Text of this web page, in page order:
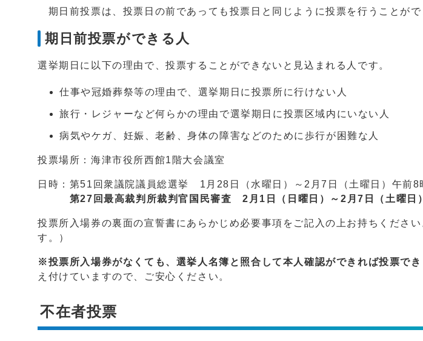
期日前投票は、投票日の前であっても投票日と同じように投票を行うことがで
期日前投票ができる人
選挙期日に以下の理由で、投票することができないと見込まれる人です。
仕事や冠婚葬祭等の理由で、選挙期日に投票所に行けない人
旅行・レジャーなど何らかの理由で選挙期日に投票区域内にいない人
病気やケガ、妊娠、老齢、身体の障害などのために歩行が困難な人
投票場所：海津市役所西館1階大会議室
日時：第51回衆議院議員総選挙 1月28日（水曜日）～2月7日（土曜日）午前8
第27回最高裁判所裁判官国民審査 2月1日（日曜日）～2月7日（土曜日
投票所入場券の裏面の宣誓書にあらかじめ必要事項をご記入の上お持ちくださ
す。）
※投票所入場券がなくても、選挙人名簿と照合して本人確認ができれば投票で
え付けていますので、ご安心ください。
不在者投票